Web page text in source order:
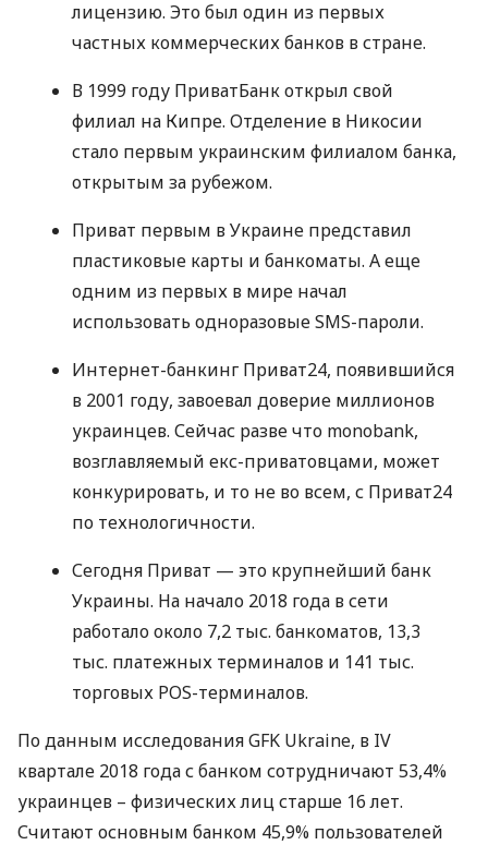
лицензию. Это был один из первых
частных коммерческих банков в стране.
В 1999 году ПриватБанк открыл свой
филиал на Кипре. Отделение в Никосии
стало первым украинским филиалом банка,
открытым за рубежом.
Приват первым в Украине представил
пластиковые карты и банкоматы. А еще
одним из первых в мире начал
использовать одноразовыеSMS-пароли.
Интернет-банкинг Приват24, появившийся
в 2001 году, завоевал доверие миллионов
украинцев. Сейчас разве что monobank,
возглавляемый екс-приватовцами, может
конкурировать, и то не во всем, с Приват24
по технологичности.
Сегодня Приват — это крупнейший банк
Украины. На начало 2018 года в сети
работало около 7,2 тыс. банкоматов, 13,3
тыс. платежных терминалов и 141 тыс.
торговых POS-терминалов.
По данным исследованияGFK Ukraine, в IV
квартале 2018 года с банком сотрудничают 53,4%
украинцев – физических лиц старше 16 лет.
Считают основным банком 45,9% пользователей